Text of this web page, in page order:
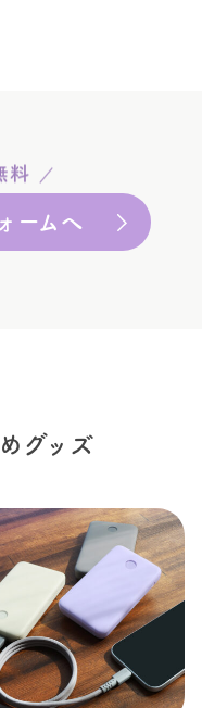
料
ームへ
グッズ